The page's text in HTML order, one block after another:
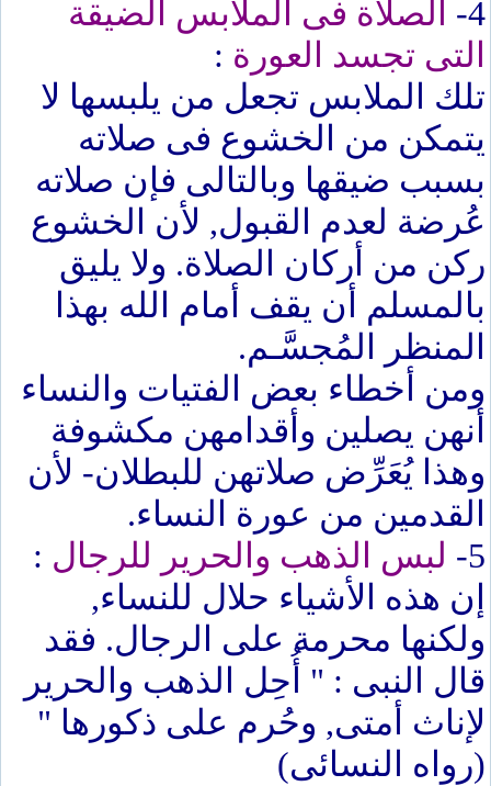
4-
الصلاة فى الملابس الضيقة
التى تجسد العورة :
تلك الملابس تجعل من يلبسها لا
يتمكن من الخشوع فى صلاته
بسبب ضيقها وبالتالى فإن صلاته
عُرضة لعدم القبول, لأن الخشوع
ركن من أركان الصلاة. ولا يليق
بالمسلم أن يقف أمام الله بهذا
المنظر المُجسَّـم.
ومن أخطاء بعض الفتيات والنساء
أنهن يصلين وأقدامهن مكشوفة
وهذا يُعَرِّض صلاتهن للبطلان- لأن
القدمين من عورة النساء.
5-
لبس الذهب والحرير للرجال :
إن هذه الأشياء حلال للنساء,
ولكنها محرمة على الرجال. فقد
قال النبى : " أُحِل الذهب والحرير
لإناث أمتى, وحُرم على ذكورها "
(رواه النسائى)